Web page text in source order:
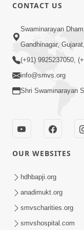
મહારાજમાં
SMVS
મહારાજને
SMVS
CONTACT US
Swaminarayan
Gandhinagar,
(+91) 9925237050,
info@smvs.org
Shri Swaminarayan
OUR WEBSITES
hdhbapji.org
anadimukt.org
smvscharities.org
smvshospital.com